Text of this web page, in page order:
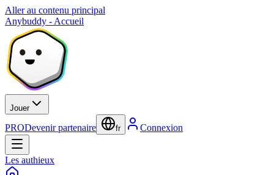
Aller au contenu principal
Anybuddy - Accueil
Jouer
PRODevenir partenaire fr Connexion
Les authieux